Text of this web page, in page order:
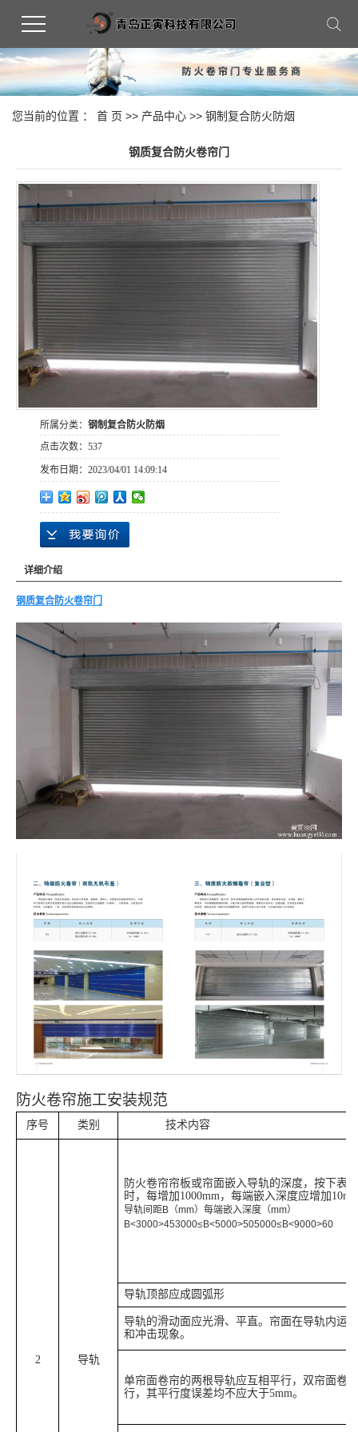
您当前的位置 ： 首 页 >> 产品中心 >> 钢制复合防火防烟
钢质复合防火卷帘门
所属分类： 钢制复合防火防烟
点击次数： 537
发布日期： 2023/04/01 14:09:14
详细介绍
钢质复合防火卷帘门
防火卷帘施工安装规范
序号 类别 技术内容
2 导轨
防火卷帘帘板或帘面嵌入导轨的深度，按下表
时，每增加1000mm，每端嵌入深度应增加
导轨间距B（mm）每端嵌入深度（mm）
B<3000>453000≤B<5000>505000≤B<9000>60
导轨顶部应成圆弧形
导轨的滑动面应光滑、平直。帘面在导轨内运
和冲击现象。
单帘面卷帘的两根导轨应互相平行，双帘面卷
行，其平行度误差均不应大于5mm。